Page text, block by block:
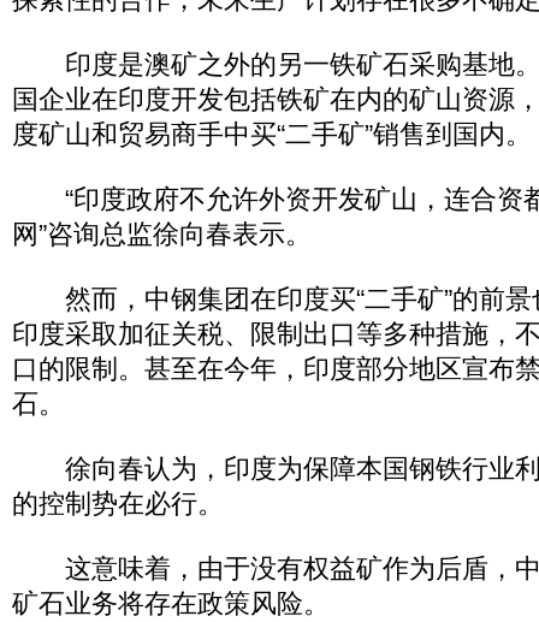
印度是澳矿之外的另一铁矿石采购基地
国企业在印度开发包括铁矿在内的矿山资源
度矿山和贸易商手中买“二手矿”销售到国内。
“印度政府不允许外资开发矿山，连合资
网”咨询总监徐向春表示。
然而，中钢集团在印度买“二手矿”的前景
印度采取加征关税、限制出口等多种措施，
口的限制。甚至在今年，印度部分地区宣布
石。
徐向春认为，印度为保障本国钢铁行业
的控制势在必行。
这意味着，由于没有权益矿作为后盾，
矿石业务将存在政策风险。